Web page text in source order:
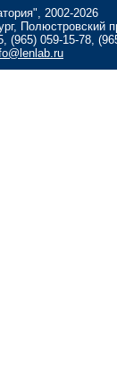
2002-2026
Полюстровский
(965) 059-15-78,